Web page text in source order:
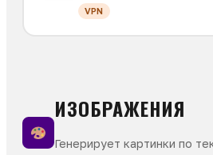
VPN
ИЗОБРАЖЕНИЯ
Генерирует картинки по